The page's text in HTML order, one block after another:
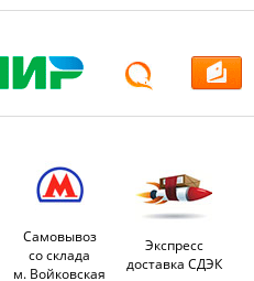
Самовывоз
со склада
м. Войковская
Экспресс
доставка СДЭК